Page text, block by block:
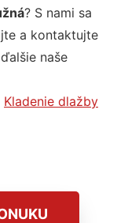
? S nami sa
a kontaktujte
naše
Kladenie dlažby